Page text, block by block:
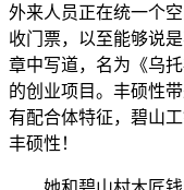
外来人员正在统一个
收门票，以至能够说
章中写道，名为《乌
的创业项目。丰硕性
有配合体特征，碧山
丰硕性！